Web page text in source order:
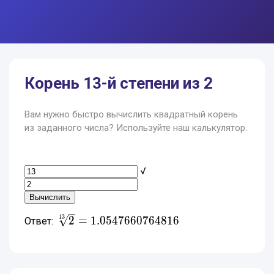
Корень 13-й степени из 2
Вам нужно быстро вычислить квадратный корень
из заданного числа? Используйте наш калькулятор.
√
Ответ: \sqrt[13]{2} =
13 2 = 1.0547660764816